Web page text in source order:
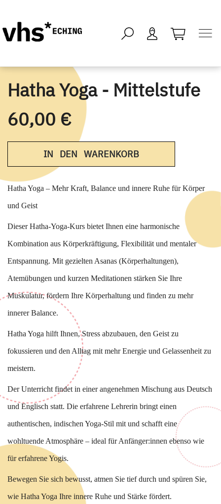
öffnen -
Hatha Yoga - Mittelstufe
60,00 €
IN DEN WARENKORB
Hatha Yoga – Mehr Kraft, Balance und innere Ruhe für Körper
und Geist
Dieser Hatha-Yoga-Kurs bietet Ihnen eine harmonische
Kombination aus Körperkräftigung, Flexibilität und mentaler
Entspannung. Mit gezielten Asanas (Körperhaltungen),
Atemübungen und kurzen Meditationen stärken Sie Ihre
Muskulatur, fördern Ihre Körperhaltung und finden zu mehr
innerer Balance.
Hatha Yoga hilft Ihnen, Stress abzubauen, den Geist zu
fokussieren und den Alltag mit mehr Energie und Gelassenheit zu
meistern.
Der Unterricht findet in einer angenehmen Mischung aus Deutsch
und Englisch statt. Die erfahrene Lehrerin bringt einen
authentischen, indischen Yoga-Stil mit und schafft eine
wohltuende Atmosphäre – ideal für Anfänger:innen ebenso wie
für erfahrene Yogis.
Bewegen Sie sich bewusst, atmen Sie tief durch und spüren Sie,
wie Hatha Yoga Ihre innere Ruhe und Stärke fördert.